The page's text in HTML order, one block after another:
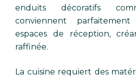
enduits décoratifs
conviennent
espaces de réception,
raffinée.
La cuisine requiert des